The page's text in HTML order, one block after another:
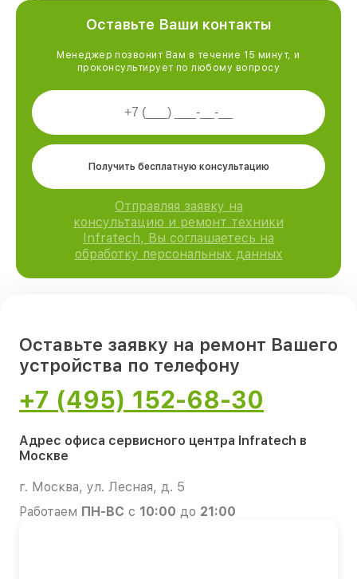
Оставьте Ваши контакты
Менеджер позвонит Вам в течение 15 минут, и
проконсультирует по любому вопросу
Получить бесплатную консультацию
Отправляя заявку на
консультацию и ремонт техники
Infratech, Вы соглашаетесь на
обработку персональных данных
Оставьте заявку на ремонт Вашего
устройства по телефону
+7 (495) 152-68-30
Адрес офиса сервисного центра Infratech в
Москве
г. Москва, ул. Лесная, д. 5
Работаем ПН-ВС с 10:00 до 21:00